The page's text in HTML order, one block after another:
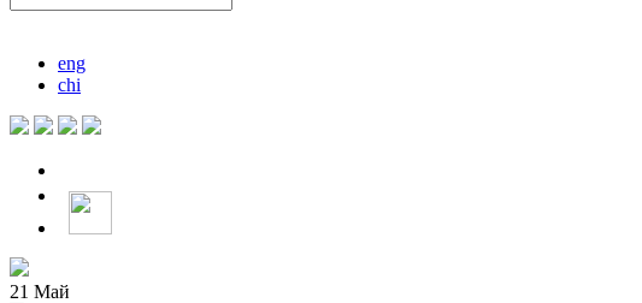
eng
chi
21 Май